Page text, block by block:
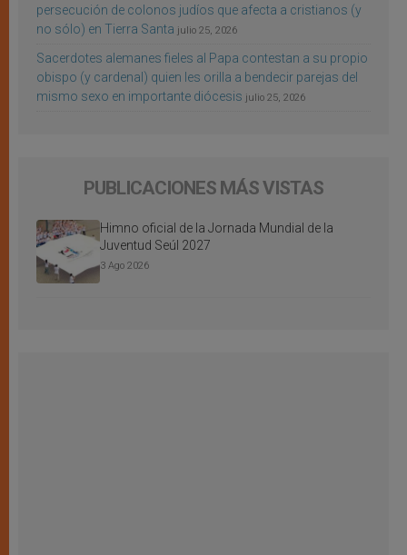
persecución de colonos judíos que afecta a cristianos (y
no sólo) en Tierra Santa julio 25, 2026
Sacerdotes alemanes fieles al Papa contestan a su propio
obispo (y cardenal) quien les orilla a bendecir parejas del
mismo sexo en importante diócesis julio 25, 2026
PUBLICACIONES MÁS VISTAS
Himno oficial de la Jornada Mundial de la
Juventud Seúl 2027
3 Ago 2026